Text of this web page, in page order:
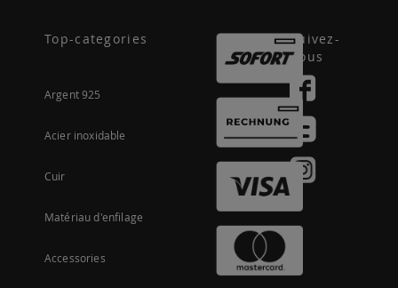
Top-categories
Argent 925
Acier inoxidable
Cuir
Matériau d'enfilage
Accessories
Suivez-
nous